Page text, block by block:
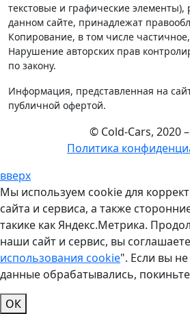
текстовые и графические
данном сайте, принадлежат
Копирование, в том числе
Нарушение авторских прав
по закону.
Информация, представленная на
публичной офертой.
© Cold-Cars, 2020
Политика
вверх
Мы используем cookie для
сайта и сервиса, а также
такике как Яндекс.Метрика.
наши сайт и сервис, вы
использования cookie". Если вы
данные обрабатывались, покиньте
ОК